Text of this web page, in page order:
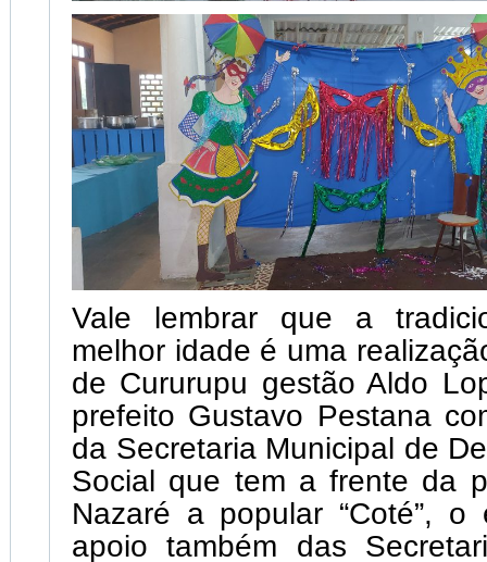
Vale lembrar que a
melhor idade é uma
de Cururupu gestão Aldo
prefeito Gustavo Pestana
da Secretaria Municipal de
Social que tem a frente da
Nazaré a popular “Coté”,
apoio também das